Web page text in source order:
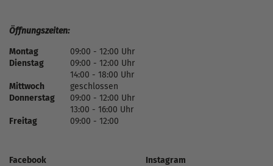
Öffnungszeiten:
Montag
09:00 - 12:00 Uhr
Dienstag
09:00 - 12:00 Uhr
14:00 - 18:00 Uhr
Mittwoch
geschlossen
Donnerstag
09:00 - 12:00 Uhr
13:00 - 16:00 Uhr
Freitag
09:00 - 12:00
Facebook Instagram